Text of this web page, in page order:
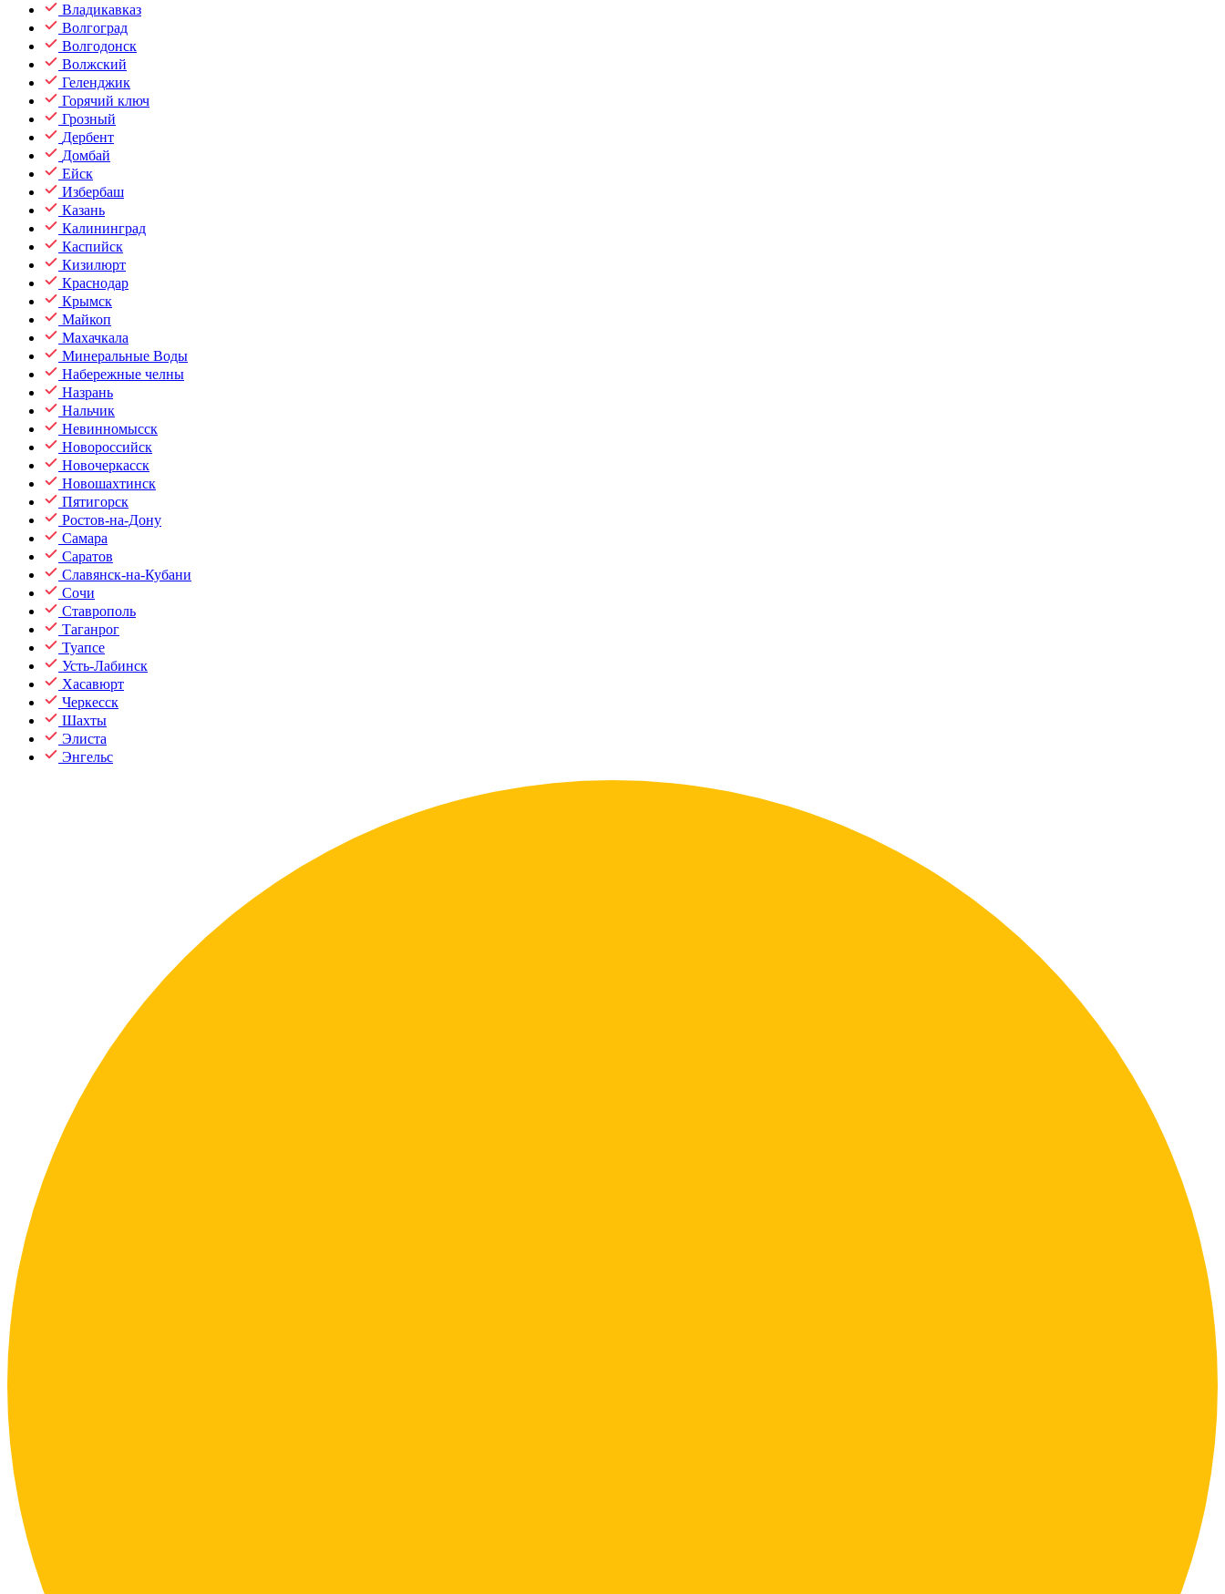
Владикавказ
Волгоград
Волгодонск
Волжский
Геленджик
Горячий ключ
Грозный
Дербент
Домбай
Ейск
Избербаш
Казань
Калининград
Каспийск
Кизилюрт
Краснодар
Крымск
Майкоп
Махачкала
Минеральные Воды
Набережные челны
Назрань
Нальчик
Невинномысск
Новороссийск
Новочеркасск
Новошахтинск
Пятигорск
Ростов-на-Дону
Самара
Саратов
Славянск-на-Кубани
Сочи
Ставрополь
Таганрог
Туапсе
Усть-Лабинск
Хасавюрт
Черкесск
Шахты
Элиста
Энгельс